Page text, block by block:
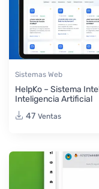
Sistemas Web
HelpKo – Sistema
Inteligencia Artificial
47 Ventas